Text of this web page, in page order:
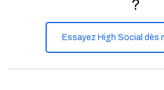
?
Essayez High Social dès